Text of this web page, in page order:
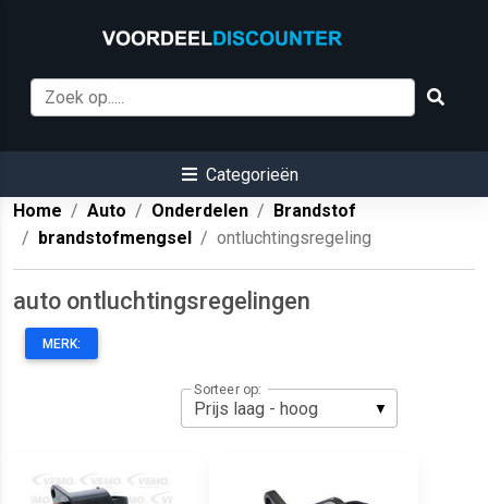
Categorieën
Home
Auto Onderdelen
Brandstof
brandstofmengsel
ontluchtingsregeling
auto ontluchtingsregelingen
MERK:
Sorteer op: